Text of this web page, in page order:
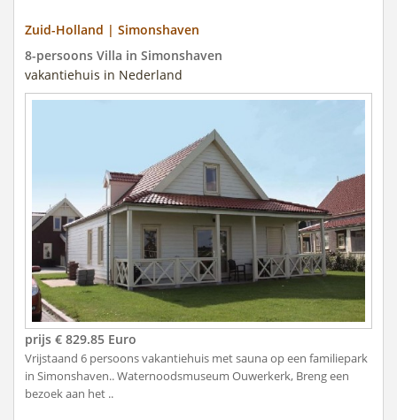
Zuid-Holland | Simonshaven
8-persoons Villa in Simonshaven
vakantiehuis in Nederland
prijs € 829.85 Euro
Vrijstaand 6 persoons vakantiehuis met sauna op een familiepark
in Simonshaven.. Waternoodsmuseum Ouwerkerk, Breng een
bezoek aan het ..